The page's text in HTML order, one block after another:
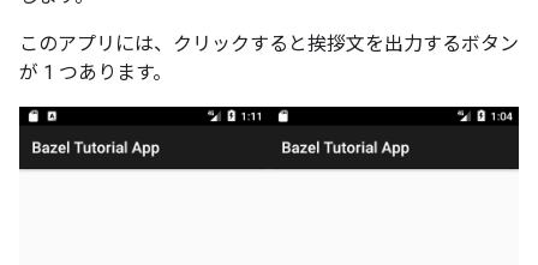
このアプリには、クリックすると挨拶文を出力するボタン
が 1 つあります。